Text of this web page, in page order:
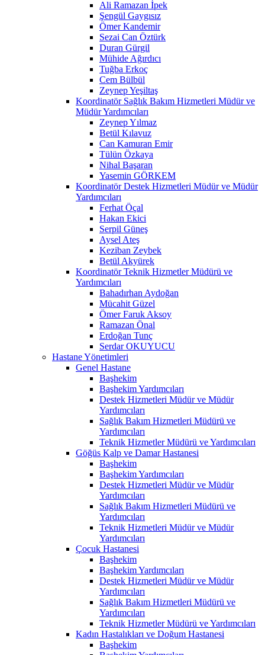
Ali Ramazan İpek
Şengül Gaygısız
Ömer Kandemir
Sezai Can Öztürk
Duran Gürgil
Mühide Ağırdıcı
Tuğba Erkoç
Cem Bülbül
Zeynep Yeşiltaş
Koordinatör Sağlık Bakım Hizmetleri Müdür ve
Müdür Yardımcıları
Zeynep Yılmaz
Betül Kılavuz
Can Kamuran Emir
Tülün Özkaya
Nihal Başaran
Yasemin GÖRKEM
Koordinatör Destek Hizmetleri Müdür ve Müdür
Yardımcıları
Ferhat Öçal
Hakan Ekici
Serpil Güneş
Aysel Ateş
Keziban Zeybek
Betül Akyürek
Koordinatör Teknik Hizmetler Müdürü ve
Yardımcıları
Bahadırhan Aydoğan
Mücahit Güzel
Ömer Faruk Aksoy
Ramazan Önal
Erdoğan Tunç
Serdar OKUYUCU
Hastane Yönetimleri
Genel Hastane
Başhekim
Başhekim Yardımcıları
Destek Hizmetleri Müdür ve Müdür
Yardımcıları
Sağlık Bakım Hizmetleri Müdürü ve
Yardımcıları
Teknik Hizmetler Müdürü ve Yardımcıları
Göğüs Kalp ve Damar Hastanesi
Başhekim
Başhekim Yardımcıları
Destek Hizmetleri Müdür ve Müdür
Yardımcıları
Sağlık Bakım Hizmetleri Müdürü ve
Yardımcıları
Teknik Hizmetleri Müdür ve Müdür
Yardımcıları
Çocuk Hastanesi
Başhekim
Başhekim Yardımcıları
Destek Hizmetleri Müdür ve Müdür
Yardımcıları
Sağlık Bakım Hizmetleri Müdürü ve
Yardımcıları
Teknik Hizmetler Müdürü ve Yardımcıları
Kadın Hastalıkları ve Doğum Hastanesi
Başhekim